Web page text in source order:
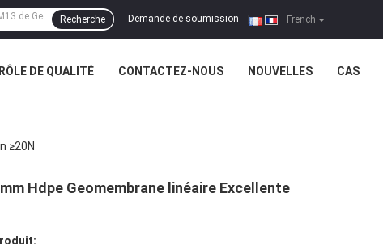
French
Demande de soumission |
Recherche
DE QUALITÉ CONTACTEZ-NOUS NOUVELLES CAS
≥20N
Hdpe Geomembrane linéaire Excellente